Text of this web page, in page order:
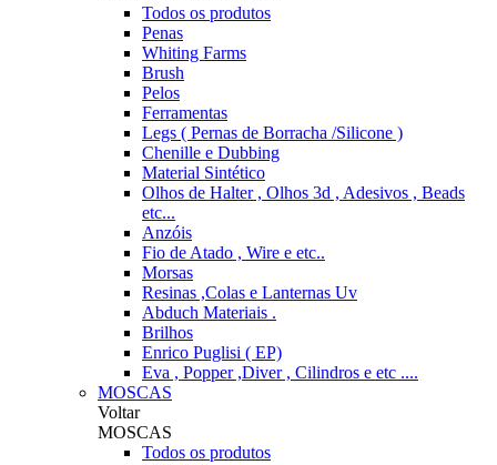
Todos os produtos
Penas
Whiting Farms
Brush
Pelos
Ferramentas
Legs ( Pernas de Borracha /Silicone )
Chenille e Dubbing
Material Sintético
Olhos de Halter , Olhos 3d , Adesivos , Beads
etc...
Anzóis
Fio de Atado , Wire e etc..
Morsas
Resinas ,Colas e Lanternas Uv
Abduch Materiais .
Brilhos
Enrico Puglisi ( EP)
Eva , Popper ,Diver , Cilindros e etc ....
MOSCAS
Voltar
MOSCAS
Todos os produtos